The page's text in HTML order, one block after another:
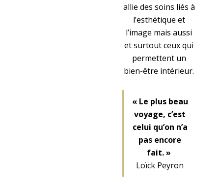
allie des soins liés à
l’esthétique et
l’image mais aussi
et surtout ceux qui
permettent un
bien-être intérieur.
« Le plus beau
voyage, c’est
celui qu’on n’a
pas encore
fait. »
Loïck Peyron